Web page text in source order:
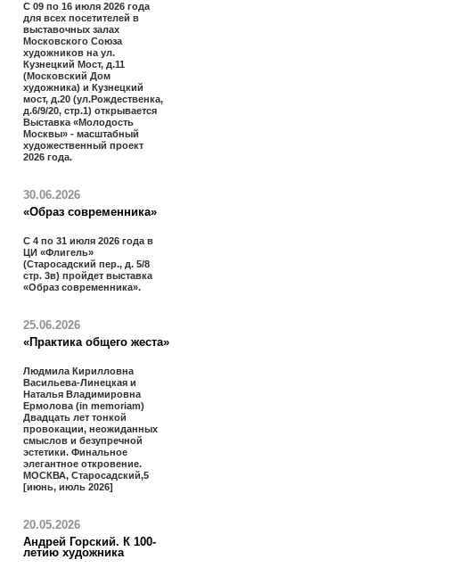
С 09 по 16 июля 2026 года
для всех посетителей в
выставочных залах
Московского Союза
художников на ул.
Кузнецкий Мост, д.11
(Московский Дом
художника) и Кузнецкий
мост, д.20 (ул.Рождественка,
д.6/9/20, стр.1) открывается
Выставка «Молодость
Москвы» - масштабный
художественный проект
2026 года.
30.06.2026
«Образ современника»
С 4 по 31 июля 2026 года в
ЦИ «Флигель»
(Старосадский пер., д. 5/8
стр. 3в) пройдет выставка
«Образ современника».
25.06.2026
«Практика общего жеста»
Людмила Кирилловна
Васильева-Линецкая и
Наталья Владимировна
Ермолова (in memoriam)
Двадцать лет тонкой
провокации, неожиданных
смыслов и безупречной
эстетики. Финальное
элегантное откровение.
МОСКВА, Старосадский,5
[июнь, июль 2026]
20.05.2026
Андрей Горский. К 100-
летию художника